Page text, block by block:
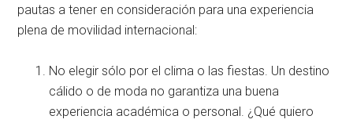
pautas a tener en consideración para una experiencia
plena de movilidad internacional:
No elegir sólo por el clima o las fiestas. Un destino
cálido o de moda no garantiza una buena
experiencia académica o personal. ¿Qué quiero